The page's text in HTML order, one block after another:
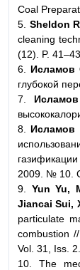
Coal
5. Sheldon
cleaning
(12). P. 41–43.
6. Исламов
глубокой
7.
8.
2009. № 10.
9.
Yun Yu,
Jiancai Sui,
particulate
combustion
Vol. 31, Iss.
10. The